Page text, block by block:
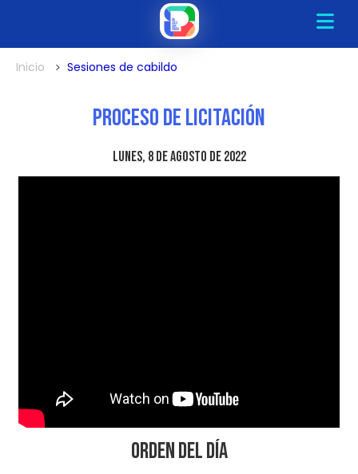
Inicio Sesiones de cabildo
Proceso de Licitación
lunes, 8 de agosto de 2022
Orden del Día